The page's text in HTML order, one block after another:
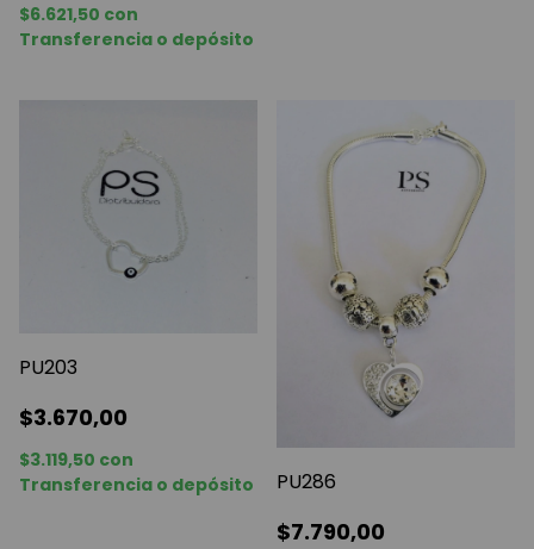
$6.621,50 con
Transferencia o depósito
PU203
$3.670,00
$3.119,50 con
Transferencia o depósito
PU286
$7.790,00